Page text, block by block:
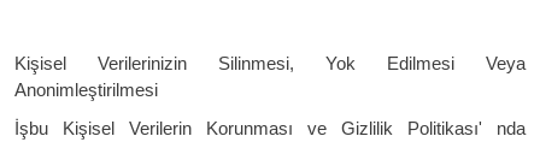
Kişisel Verilerinizin Silinmesi, Yok Edilmesi Veya
Anonimleştirilmesi
İşbu Kişisel Verilerin Korunması ve Gizlilik Politikası' nda